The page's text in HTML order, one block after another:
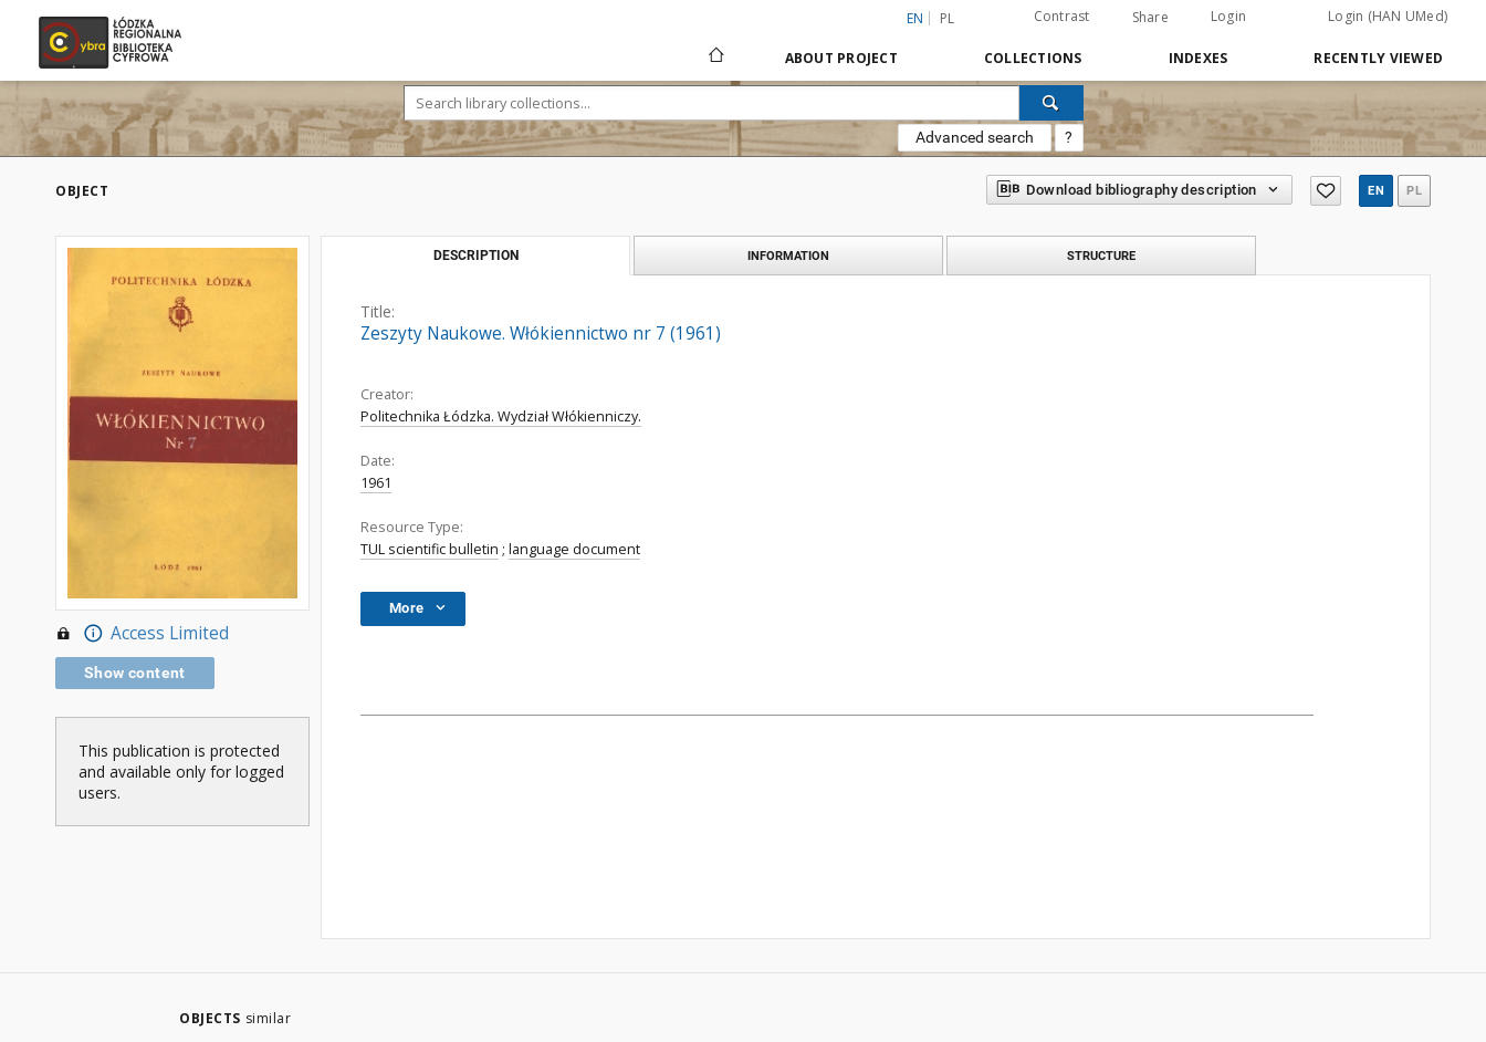
EN PL Contrast Share Login Login (HAN UMed)
ABOUT PROJECT COLLECTIONS INDEXES RECENTLY VIEWED
Advanced search ?
OBJECT Download bibliography description EN PL
Access Limited
Show content
This publication is protected
and available only for logged
users.
DESCRIPTION INFORMATION STRUCTURE
Title:
Zeszyty Naukowe. Włókiennictwo nr 7 (1961)
Creator:
Politechnika Łódzka. Wydział Włókienniczy.
Date:
1961
Resource Type:
TUL scientific bulletin ; language document
More
OBJECTS similar